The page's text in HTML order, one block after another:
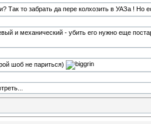
Так то забрать да пере колхозить в УАЗа ! Но
и механический - убить его нужно еще
шоб не париться)